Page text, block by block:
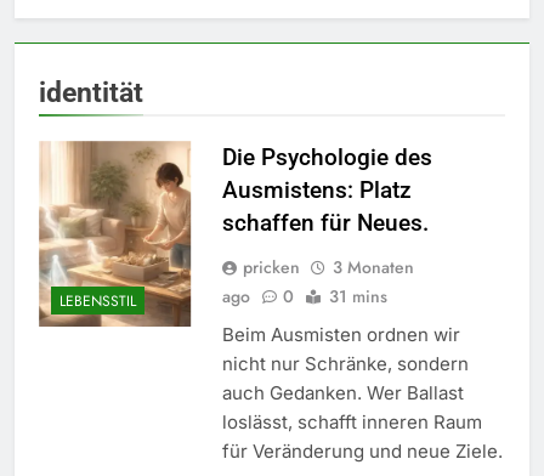
identität
LEBENSSTIL
Die Psychologie des
Ausmistens: Platz
schaffen für Neues.
pricken
3 Monaten
ago
0 31 mins
Beim Ausmisten ordnen wir
nicht nur Schränke, sondern
auch Gedanken. Wer Ballast
loslässt, schafft inneren Raum
für Veränderung und neue Ziele.